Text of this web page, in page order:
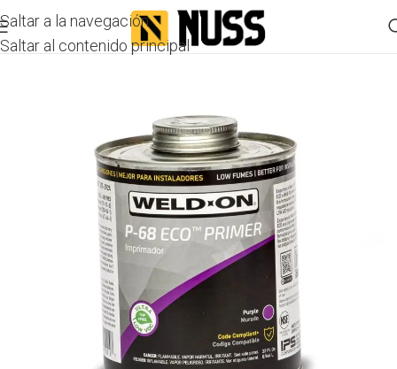
Saltar a la navegación
Saltar al contenido principal